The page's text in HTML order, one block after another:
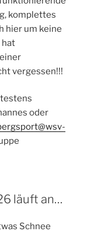
komplettes
hier um keine
hat
vergessen!!!
oder
läuft an…
Schnee